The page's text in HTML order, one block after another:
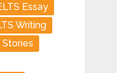
Essay
Writing
Stories